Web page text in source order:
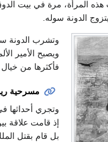
المرأة، مرة في بيت
الدونة سوله.‏
وتشرب الدونة
ويصبح الأمير
فأكثرها من
مسرحية
وتجري أحداثها
إذ قامت علاقة
بل قام بقتل